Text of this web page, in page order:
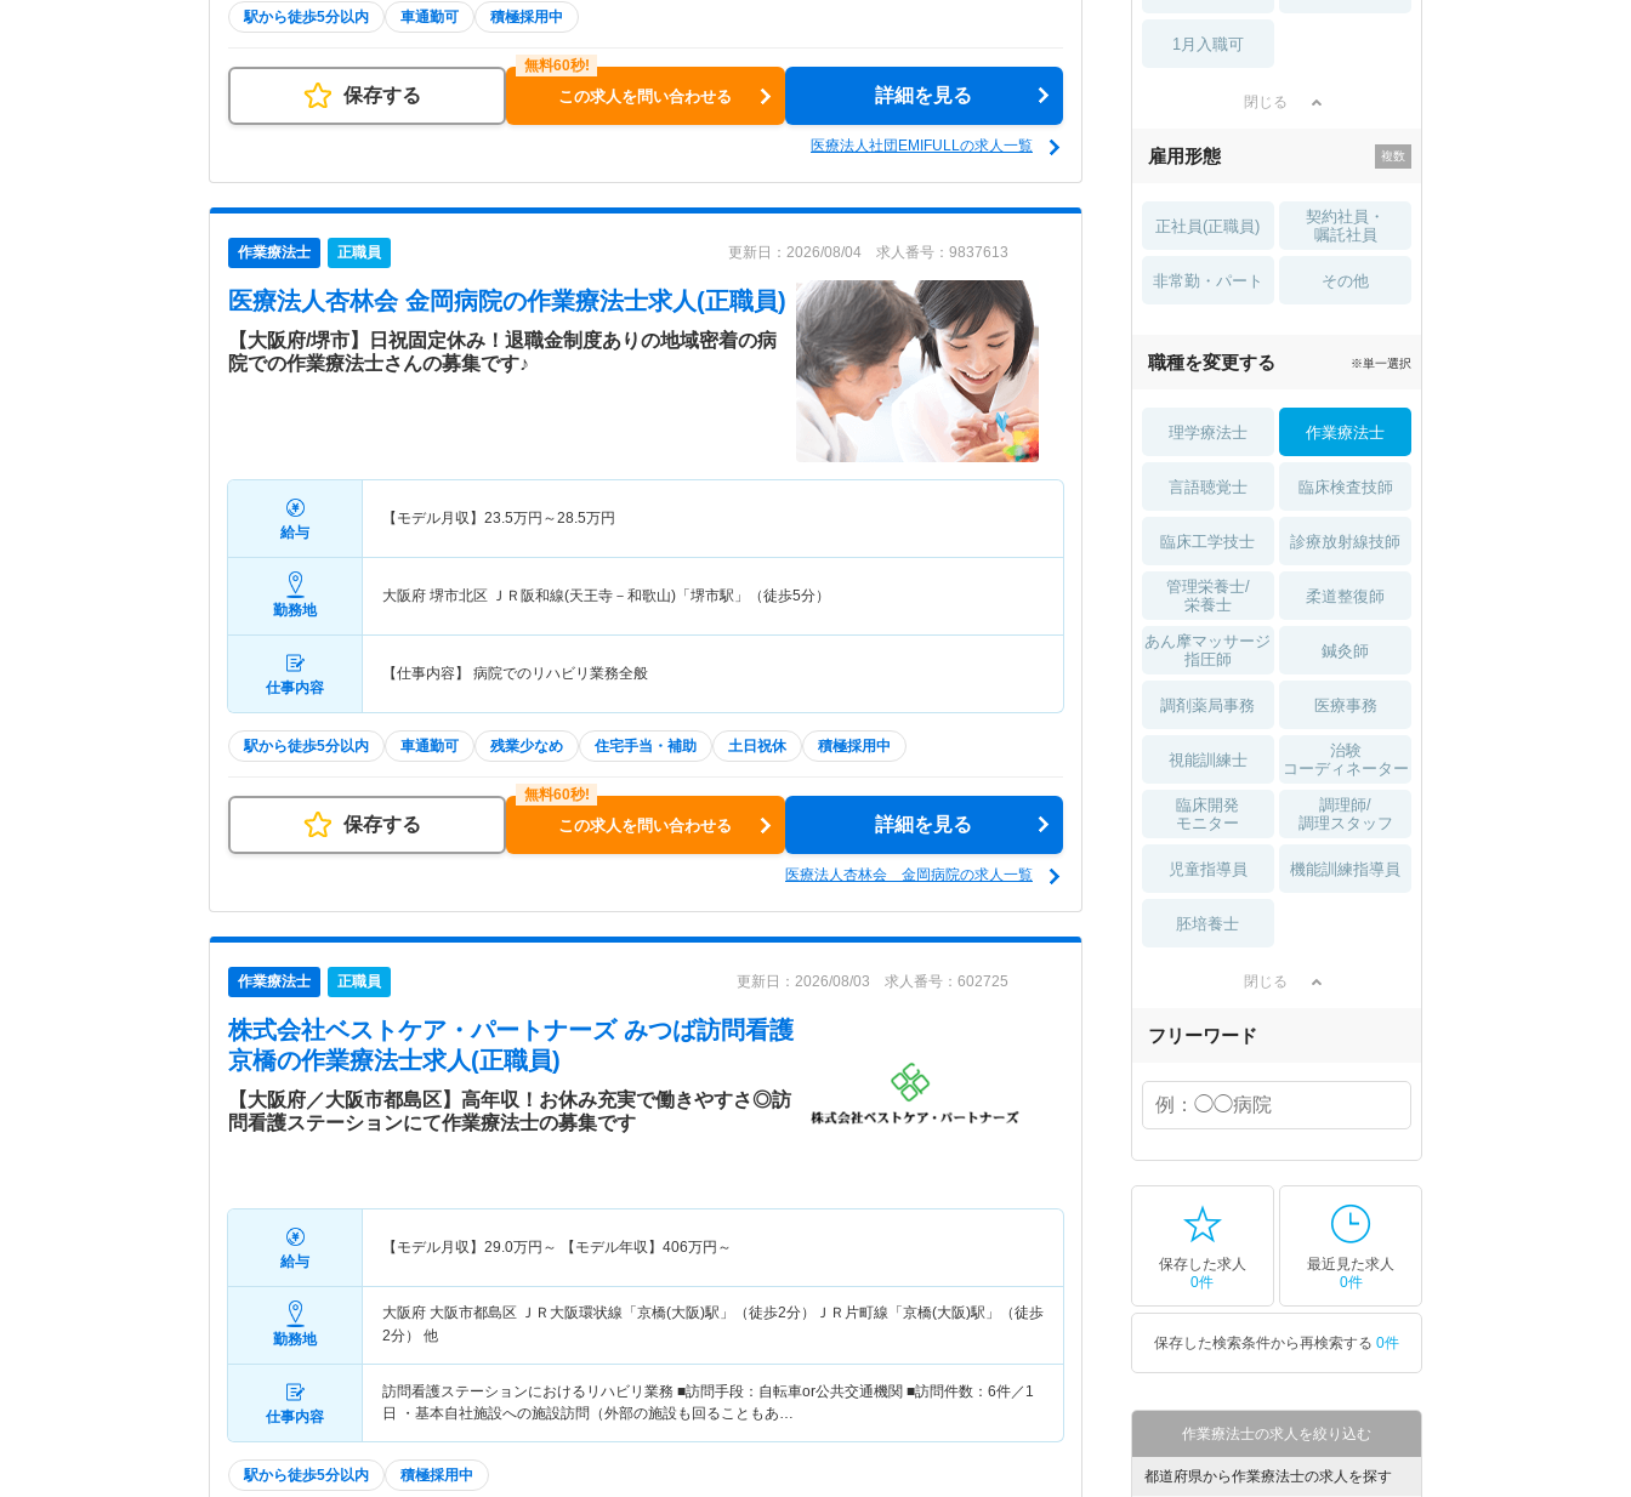
駅から徒歩5分以内 車通勤可 積極採用中
保存する この求人を問い合わせる 詳細を見る
医療法人社団EMIFULLの求人一覧
作業療法士 正職員 更新日：2026/08/04 求人番号：9837613
医療法人杏林会 金岡病院の作業療法士求人(正職員)
【大阪府/堺市】日祝固定休み！退職金制度ありの地域密着の病
院での作業療法士さんの募集です♪
給与
【モデル月収】 23.5万円～28.5万円
勤務地
大阪府 堺市北区 ＪＲ阪和線(天王寺－和歌山)「堺市駅」（徒歩5分）
仕事内容
【仕事内容】 病院でのリハビリ業務全般
駅から徒歩5分以内 車通勤可 残業少なめ 住宅手当・補助 土日祝休 積極採用中
保存する この求人を問い合わせる 詳細を見る
医療法人杏林会 金岡病院の求人一覧
作業療法士 正職員 更新日：2026/08/03 求人番号：602725
株式会社ベストケア・パートナーズ みつば訪問看護
京橋の作業療法士求人(正職員)
【大阪府／大阪市都島区】高年収！お休み充実で働きやすさ◎訪
問看護ステーションにて作業療法士の募集です
給与
【モデル月収】 29.0万円～ 【モデル年収】 406万円～
勤務地
大阪府 大阪市都島区 ＪＲ大阪環状線「京橋(大阪)駅」（徒歩2分）ＪＲ片町線「京橋(大阪)駅」（徒歩
2分） 他
仕事内容
訪問看護ステーションにおけるリハビリ業務 ■訪問手段：自転車or公共交通機関 ■訪問件数：6件／1
日 ・基本自社施設への施設訪問（外部の施設も回ることもあ…
駅から徒歩5分以内 積極採用中
1月入職可
閉じる
雇用形態
正社員(正職員)
契約社員・
嘱託社員
非常勤・パート その他
職種を変更する ※単一選択
理学療法士 作業療法士
言語聴覚士 臨床検査技師
臨床工学技士 診療放射線技師
管理栄養士/
栄養士
柔道整復師
あん摩マッサージ
指圧師
鍼灸師
調剤薬局事務 医療事務
視能訓練士
治験
コーディネーター
臨床開発
モニター
調理師/
調理スタッフ
児童指導員 機能訓練指導員
胚培養士
閉じる
フリーワード
保存した求人
0件
最近見た求人
0件
保存した検索条件から再検索する 0件
作業療法士の求人を絞り込む
都道府県から作業療法士の求人を探す